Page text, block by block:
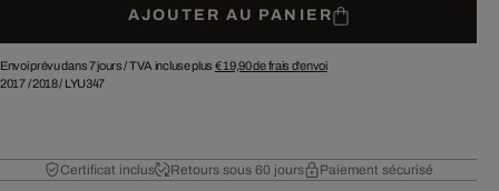
AJOUTER AU PANIER
Envoi prévu dans 7 jours /TVA incluse plus € 19,90de frais d'envoi
2017/2018/ LYU347
Certificat inclus Retours sous 60 jours Paiement sécurisé